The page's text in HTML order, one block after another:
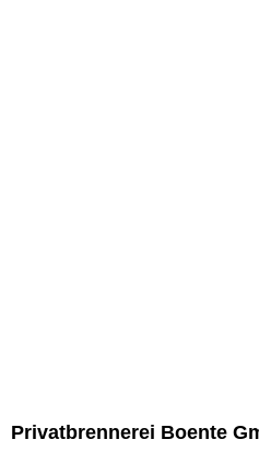
Privatbrennerei Boente